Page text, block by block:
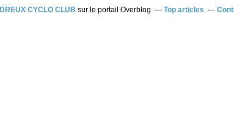
DREUX CYCLO CLUB sur le portail Overblog Top articles